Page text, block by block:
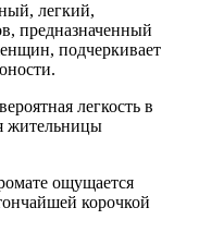
легкий,
предназначенный
подчеркивает
легкость в
жительницы
ощущается
корочкой